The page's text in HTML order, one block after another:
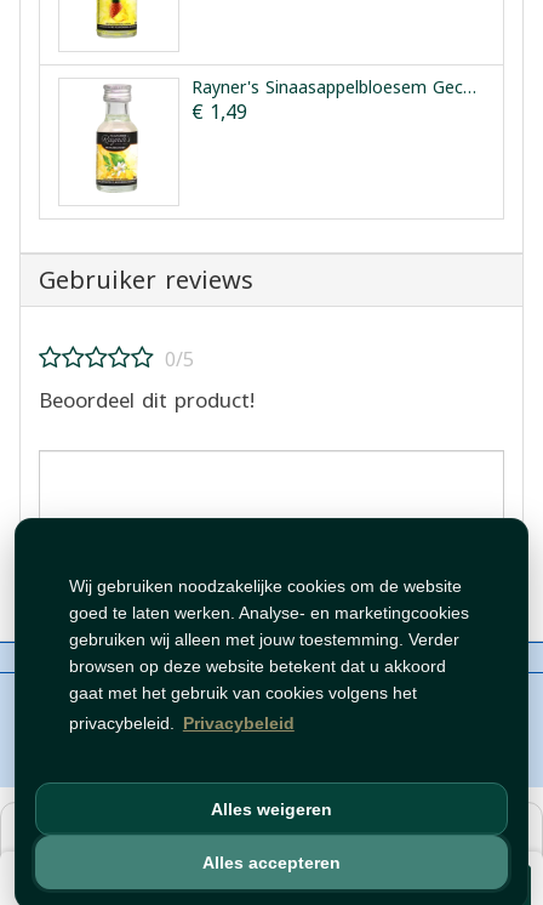
Wij gebruiken noodzakelijke cookies om de website
goed te laten werken. Analyse- en marketingcookies
gebruiken wij alleen met jouw toestemming. Verder
browsen op deze website betekent dat u akkoord
gaat met het gebruik van cookies volgens het
privacybeleid. Privacybeleid
Alles weigeren
Alles accepteren
€ 1,89 Voeg toe
Rayner's Sinaasappelbloesem Geconcentreerde Smaakessentie 28ml
€ 1,49
Gebruiker reviews
0/5
Beoordeel dit product!
Beoordeling plaatsen
Over ons Beleid
WhatsAppen
auteursrechten©Tawfeer 2018-2026
هذا متجر جملة. الأسعار وميزات الشراء متاحة فقط للحساباتالمسجّلة
والمفعّلة
سجّل دخولأوافتح حساب .